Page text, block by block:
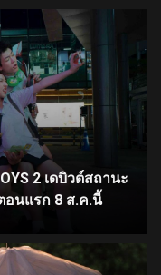
2 เดบิวต์สถานะ
อนแรก 8 ส.ค.นี้